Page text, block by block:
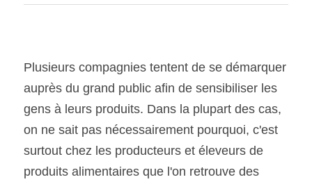
Plusieurs compagnies tentent de se démarquer
auprès du grand public afin de sensibiliser les
gens à leurs produits. Dans la plupart des cas,
on ne sait pas nécessairement pourquoi, c'est
surtout chez les producteurs et éleveurs de
produits alimentaires que l'on retrouve des